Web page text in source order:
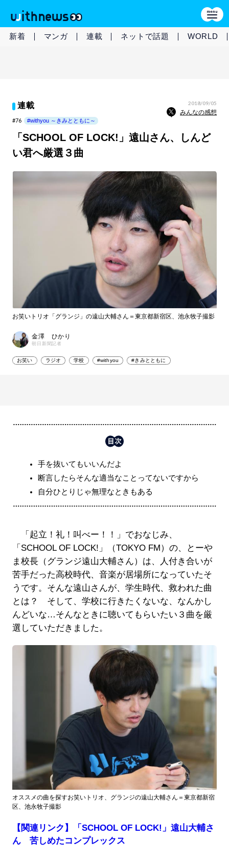
新着 マンガ 連載 ネットで話題 WORLD
連載 2018/09/05
みんなの感想
#76 #withyou ～きみとともに～
「SCHOOL OF LOCK!」遠山さん、しんど
い君へ厳選３曲
お笑いトリオ「グランジ」の遠山大輔さん＝東京都新宿区、池永牧子撮影
金澤 ひかり
朝日新聞記者
お笑い ラジオ 学校 #withyou #きみとともに
手を抜いてもいいんだよ
断言したらそんな適当なことってないですから
自分ひとりじゃ無理なときもある
「起立！礼！叫べー！！」でおなじみ、
「SCHOOL OF LOCK!」（TOKYO FM）の、とーや
ま校長（グランジ遠山大輔さん）は、人付き合いが
苦手だった高校時代、音楽が居場所になっていたそ
うです。そんな遠山さんが、学生時代、救われた曲
とは？ そして、学校に行きたくないな、なんかし
んどいな…そんなときに聴いてもらいたい３曲を厳
選していただきました。
オススメの曲を探すお笑いトリオ、グランジの遠山大輔さん＝東京都新宿
区、池永牧子撮影
【関連リンク】「SCHOOL OF LOCK!」遠山大輔さ
ん 苦しめたコンプレックス